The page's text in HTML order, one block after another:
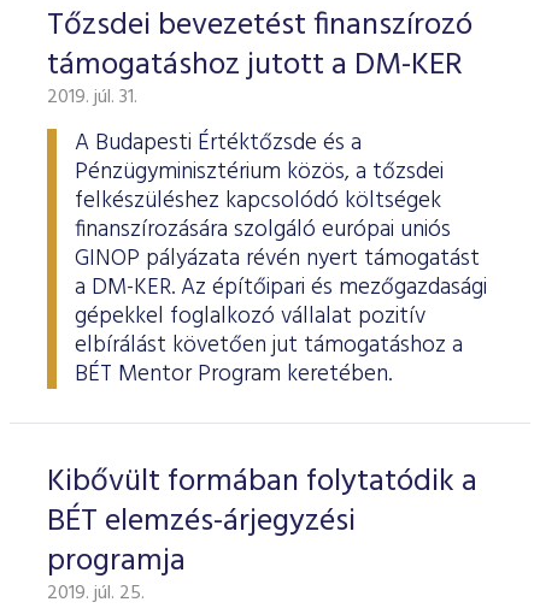
Tőzsdei bevezetést finanszírozó
támogatáshoz jutott a DM-KER
2019. júl. 31.
A Budapesti Értéktőzsde és a
Pénzügyminisztérium közös, a tőzsdei
felkészüléshez kapcsolódó költségek
finanszírozására szolgáló európai uniós
GINOP pályázata révén nyert támogatást
a DM-KER. Az építőipari és mezőgazdasági
gépekkel foglalkozó vállalat pozitív
elbírálást követően jut támogatáshoz a
BÉT Mentor Program keretében.
Kibővült formában folytatódik a
BÉT elemzés-árjegyzési
programja
2019. júl. 25.